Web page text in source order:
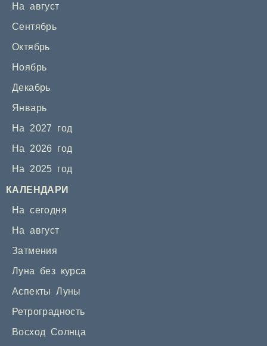
На август
Сентябрь
Октябрь
Ноябрь
Декабрь
Январь
На 2027 год
На 2026 год
На 2025 год
КАЛЕНДАРИ
На сегодня
На август
Затмения
Луна без курса
Аспекты Луны
Ретроградность
Восход Солнца